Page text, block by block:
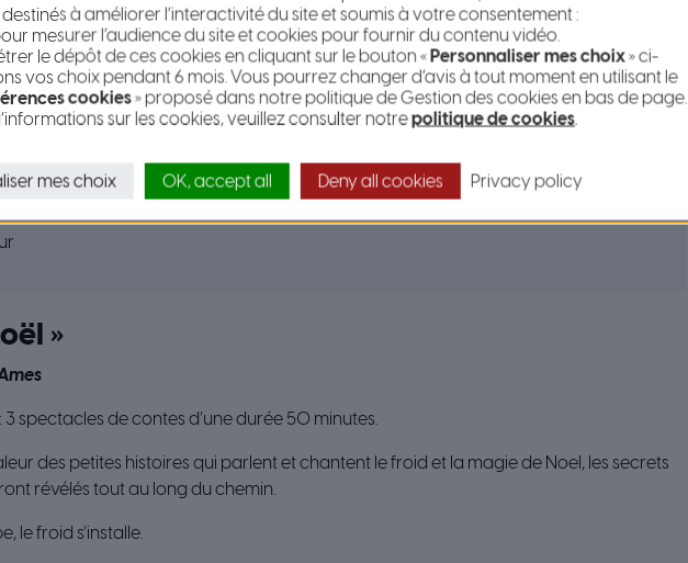
sur la fratrie et le bouleversement que provoque l’arrivée d’un nouvel enfant dans la
12 DE 15H À 16H
»
3 spectacles de contes d’une durée 50 minutes.
des petites histoires qui parlent et chantent le froid et la magie de Noel, les secrets
révélés tout au long du chemin.
le froid s’installe.
destinés à améliorer l’interactivité du site et soumis à votre consentement :
mesurer l’audience du site et cookies pour fournir du contenu vidéo.
le dépôt de ces cookies en cliquant sur le bouton « Personnaliser mes choix» ci-
vos choix pendant 6 mois. Vous pourrez changer d’avis à tout moment en utilisant le
cookies» proposé dans notre politique de Gestion des cookies en bas de page.
sur les cookies, veuillez consulter notrepolitique de cookies.
mes choix OK, accept all Deny all cookies Privacy policy